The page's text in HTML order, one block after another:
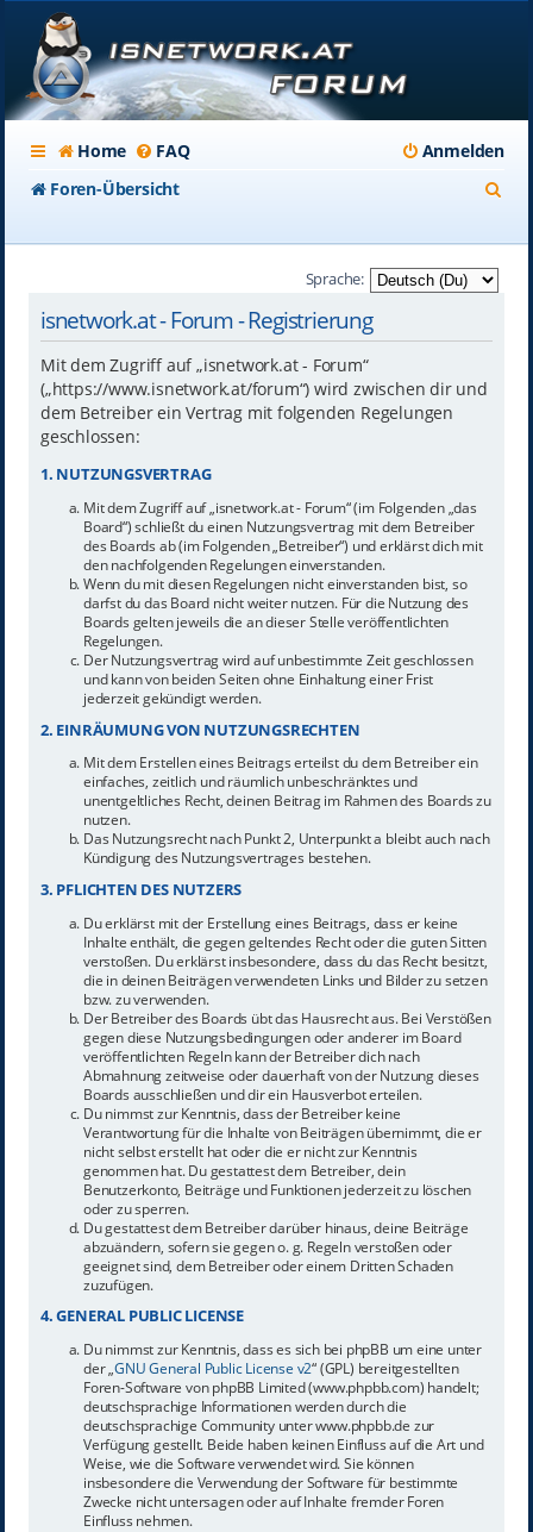
Home FAQ
Anmelden
Foren-Übersicht
Sprache:
isnetwork.at - Forum - Registrierung
Mit dem Zugriff auf „isnetwork.at - Forum“
(„https://www.isnetwork.at/forum“) wird zwischen dir und
dem Betreiber ein Vertrag mit folgenden Regelungen
geschlossen:
1. NUTZUNGSVERTRAG
Mit dem Zugriff auf „isnetwork.at - Forum“ (im Folgenden „das
Board“) schließt du einen Nutzungsvertrag mit dem Betreiber
des Boards ab (im Folgenden „Betreiber“) und erklärst dich mit
den nachfolgenden Regelungen einverstanden.
Wenn du mit diesen Regelungen nicht einverstanden bist, so
darfst du das Board nicht weiter nutzen. Für die Nutzung des
Boards gelten jeweils die an dieser Stelle veröffentlichten
Regelungen.
Der Nutzungsvertrag wird auf unbestimmte Zeit geschlossen
und kann von beiden Seiten ohne Einhaltung einer Frist
jederzeit gekündigt werden.
2. EINRÄUMUNG VON NUTZUNGSRECHTEN
Mit dem Erstellen eines Beitrags erteilst du dem Betreiber ein
einfaches, zeitlich und räumlich unbeschränktes und
unentgeltliches Recht, deinen Beitrag im Rahmen des Boards zu
nutzen.
Das Nutzungsrecht nach Punkt 2, Unterpunkt a bleibt auch nach
Kündigung des Nutzungsvertrages bestehen.
3. PFLICHTEN DES NUTZERS
Du erklärst mit der Erstellung eines Beitrags, dass er keine
Inhalte enthält, die gegen geltendes Recht oder die guten Sitten
verstoßen. Du erklärst insbesondere, dass du das Recht besitzt,
die in deinen Beiträgen verwendeten Links und Bilder zu setzen
bzw. zu verwenden.
Der Betreiber des Boards übt das Hausrecht aus. Bei Verstößen
gegen diese Nutzungsbedingungen oder anderer im Board
veröffentlichten Regeln kann der Betreiber dich nach
Abmahnung zeitweise oder dauerhaft von der Nutzung dieses
Boards ausschließen und dir ein Hausverbot erteilen.
Du nimmst zur Kenntnis, dass der Betreiber keine
Verantwortung für die Inhalte von Beiträgen übernimmt, die er
nicht selbst erstellt hat oder die er nicht zur Kenntnis
genommen hat. Du gestattest dem Betreiber, dein
Benutzerkonto, Beiträge und Funktionen jederzeit zu löschen
oder zu sperren.
Du gestattest dem Betreiber darüber hinaus, deine Beiträge
abzuändern, sofern sie gegen o. g. Regeln verstoßen oder
geeignet sind, dem Betreiber oder einem Dritten Schaden
zuzufügen.
4. GENERAL PUBLIC LICENSE
Du nimmst zur Kenntnis, dass es sich bei phpBB um eine unter
der „GNU General Public License v2“ (GPL) bereitgestellten
Foren-Software von phpBB Limited (www.phpbb.com) handelt;
deutschsprachige Informationen werden durch die
deutschsprachige Community unter www.phpbb.de zur
Verfügung gestellt. Beide haben keinen Einfluss auf die Art und
Weise, wie die Software verwendet wird. Sie können
insbesondere die Verwendung der Software für bestimmte
Zwecke nicht untersagen oder auf Inhalte fremder Foren
Einfluss nehmen.